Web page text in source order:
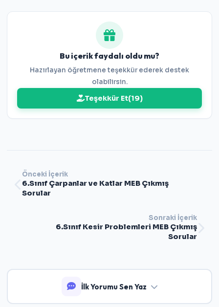
11-B 12-A 13-A 14-C 15-C 16-B 17-A 18-B 19-A 20-C 21-B
Bu içerik faydalı oldu mu?
Hazırlayan öğretmene teşekkür ederek destek
olabilirsin.
Teşekkür Et(19)
Önceki İçerik
6.Sınıf Çarpanlar ve Katlar MEB Çıkmış
Sorular
Sonraki İçerik
6.Sınıf Kesir Problemleri MEB Çıkmış
Sorular
İlk Yorumu Sen Yaz